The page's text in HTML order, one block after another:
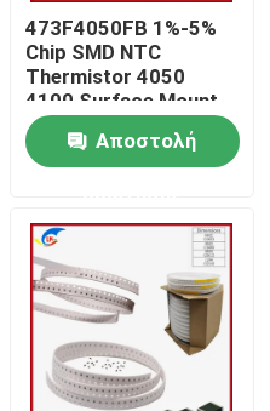
473F4050FB 1%-5%
Chip SMD NTC
Thermistor 4050
4100 Surface Mount
Αποστολή